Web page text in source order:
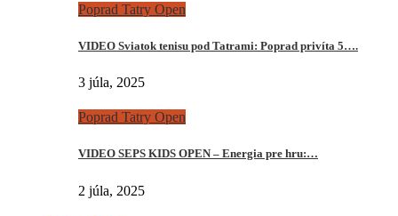
Poprad Tatry Open
VIDEO Sviatok tenisu pod Tatrami: Poprad privíta 5….
3 júla, 2025
Poprad Tatry Open
VIDEO SEPS KIDS OPEN – Energia pre hru:…
2 júla, 2025